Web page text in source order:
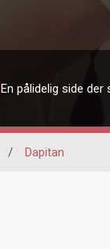
En pålidelig side
/ Dapitan